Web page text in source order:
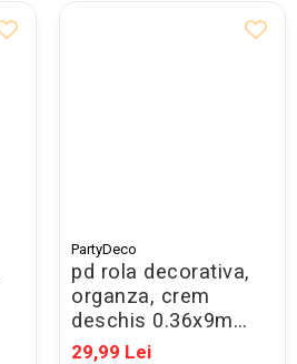
PartyDeco
pd rola decorativa,
organza, crem
deschis 0.36x9m
orp-079j
29,99 Lei